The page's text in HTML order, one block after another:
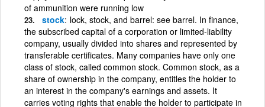
of ammunition were running low
stock lock, stock, and barrel: see barrel. In finance,
the subscribed capital of a corporation or limited-liability
company, usually divided into shares and represented by
transferable certificates. Many companies have only one
class of stock, called common stock. Common stock, as a
share of ownership in the company, entitles the holder to
an interest in the company's earnings and assets. It
carries voting rights that enable the holder to participate in